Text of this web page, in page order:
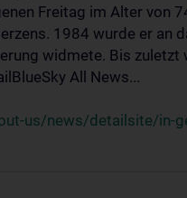
Freitag im Alter
1984 wurde er an
widmete. Bis zuletzt
All News...
us/news/detailsite/in-